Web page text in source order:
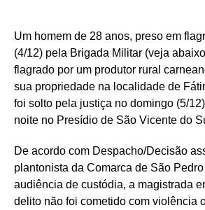
Um homem de 28 anos, preso em
(4/12) pela Brigada Militar (veja
flagrado por um produtor rural
sua propriedade na localidade de
foi solto pela justiça no domingo (5/
noite no Presídio de São Vicente do
De acordo com Despacho/Decisão
plantonista da Comarca de São
audiência de custódia, a magistrada
delito não foi cometido com violência